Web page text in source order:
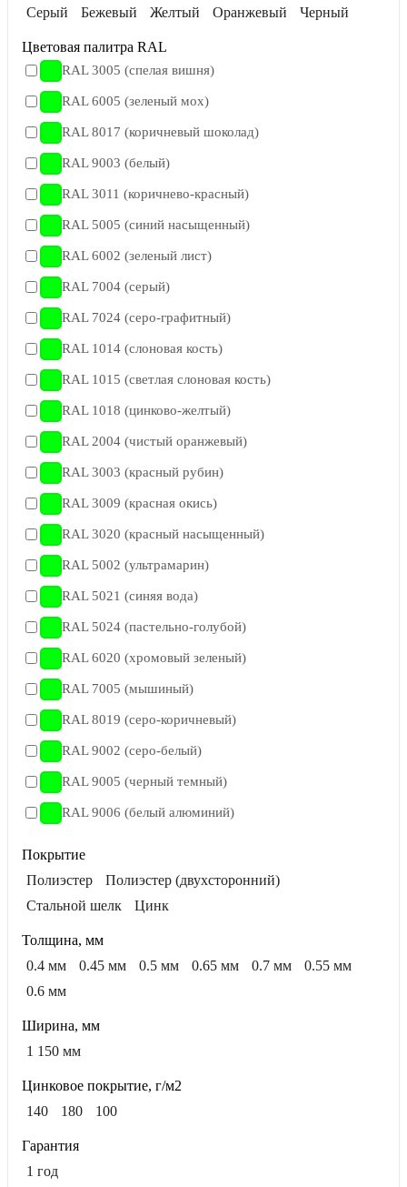
Серый
Бежевый Желтый Оранжевый Черный
Цветовая палитра RAL
RAL 3005 (спелая вишня)
RAL 6005 (зеленый мох)
RAL 8017 (коричневый шоколад)
RAL 9003 (белый)
RAL 3011 (коричнево-красный)
RAL 5005 (синий насыщенный)
RAL 6002 (зеленый лист)
RAL 7004 (серый)
RAL 7024 (серо-графитный)
RAL 1014 (слоновая кость)
RAL 1015 (светлая слоновая кость)
RAL 1018 (цинково-желтый)
RAL 2004 (чистый оранжевый)
RAL 3003 (красный рубин)
RAL 3009 (красная окись)
RAL 3020 (красный насыщенный)
RAL 5002 (ультрамарин)
RAL 5021 (синяя вода)
RAL 5024 (пастельно-голубой)
RAL 6020 (хромовый зеленый)
RAL 7005 (мышиный)
RAL 8019 (серо-коричневый)
RAL 9002 (серо-белый)
RAL 9005 (черный темный)
RAL 9006 (белый алюминий)
Покрытие
Полиэстер
Полиэстер (двухсторонний)
Стальной шелк
Цинк
Толщина, мм
0.4 мм
0.45 мм 0.5 мм 0.65 мм 0.7 мм
0.55 мм
0.6 мм
Ширина, мм
1 150 мм
Цинковое покрытие, г/м2
140
180 100
Гарантия
1 год